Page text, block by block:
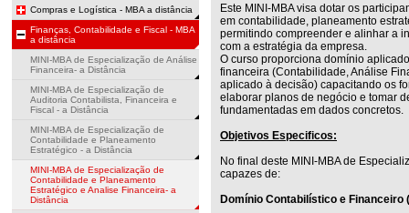
Compras e Logística - MBA a distância
Finanças, Contabilidade e Fiscal - MBA
a distância
MINI-MBA de Especialização de Análise
Financeira- a Distância
MINI-MBA de Especialização de
Auditoria Contabilista, Financeira e
Fiscal - a Distância
MINI-MBA de Especialização de
Contabilidade e Planeamento
Estratégico - a Distância
MINI-MBA de Especialização de
Contabilidade e Planeamento
Estratégico e Analise Financeira- a
Distância
Este MINI-MBA visa dotar os
em contabilidade, planeamento
permitindo compreender e alinhar a
com a estratégia da empresa.
O curso proporciona domínio
financeira (Contabilidade, Análise
aplicado à decisão) capacitando os
elaborar planos de negócio e tomar
fundamentadas em dados
Objetivos Especificos:
No final deste MINI-MBA de
capazes de:
Domínio Contabilístico e Financeiro